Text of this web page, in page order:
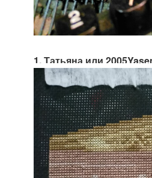
1. Татьяна или